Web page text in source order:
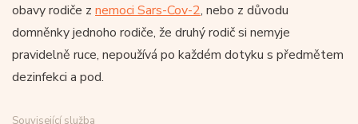
obavy rodiče z nemoci Sars-Cov-2, nebo z důvodu
domněnky jednoho rodiče, že druhý rodič si nemyje
pravidelně ruce, nepoužívá po každém dotyku s předmětem
dezinfekci a pod.
Související služba